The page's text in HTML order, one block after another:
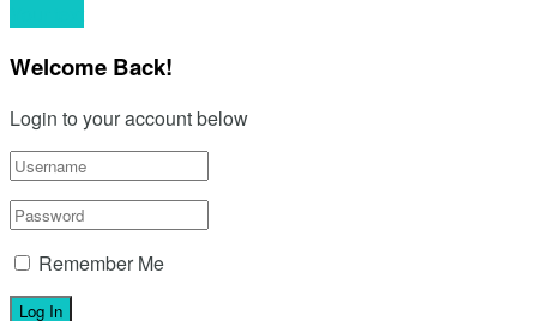
Welcome Back!
Login to your account below
Remember Me